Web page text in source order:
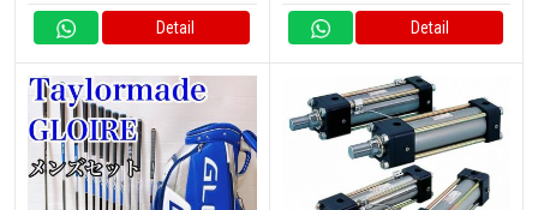
Detail Detail